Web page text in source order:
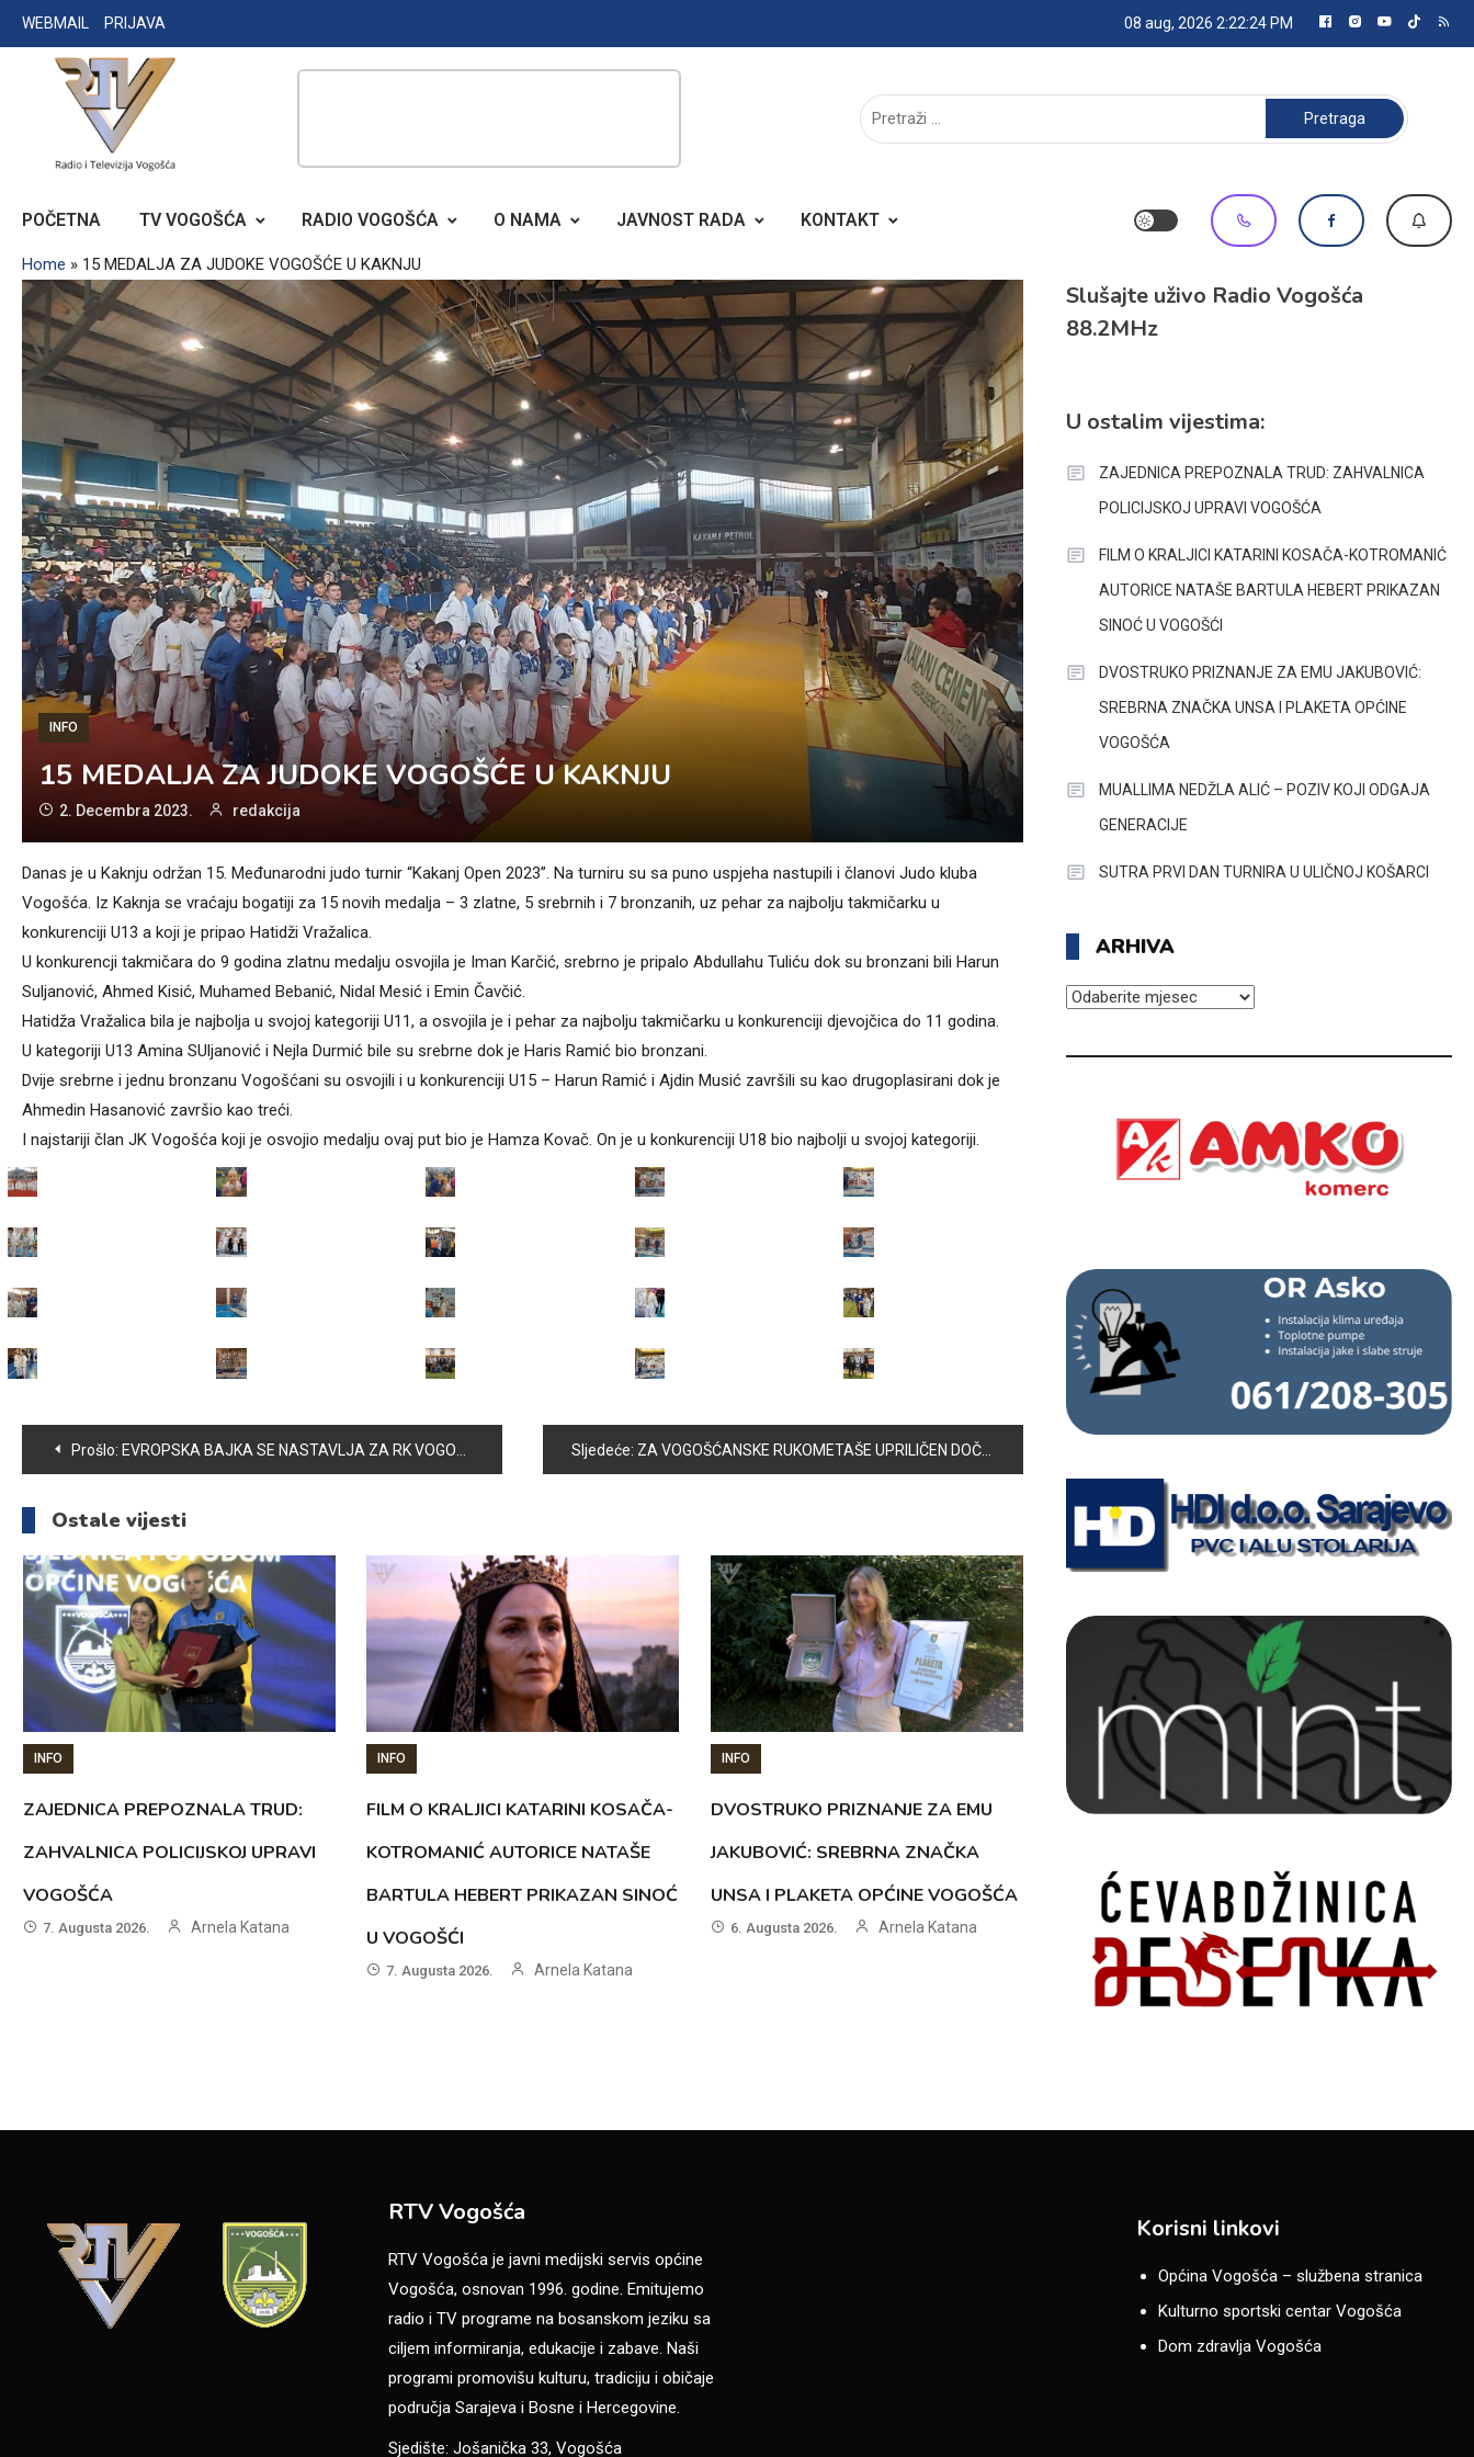
Skip
to
WEBMAIL PRIJAVA 08 aug, 2026 2:22:25 PM
RADIO TELEVIZIJA VOGOŠĆA
Pretraga:
POČETNA TV VOGOŠĆA RADIO VOGOŠĆA O NAMA JAVNOST RADA KONTAKT
Home » 15 MEDALJA ZA JUDOKE VOGOŠĆE U KAKNJU
INFO
15 MEDALJA ZA JUDOKE VOGOŠĆE U KAKNJU
2. Decembra 2023. redakcija
Danas je u Kaknju održan 15. Međunarodni judo turnir “Kakanj Open 2023”. Na turniru su sa puno uspjeha nastupili i članovi Judo kluba
Vogošća. Iz Kaknja se vraćaju bogatiji za 15 novih medalja – 3 zlatne, 5 srebrnih i 7 bronzanih, uz pehar za najbolju takmičarku u
konkurenciji U13 a koji je pripao Hatidži Vražalica.
U konkurencji takmičara do 9 godina zlatnu medalju osvojila je Iman Karčić, srebrno je pripalo Abdullahu Tuliću dok su bronzani bili Harun
Suljanović, Ahmed Kisić, Muhamed Bebanić, Nidal Mesić i Emin Čavčić.
Hatidža Vražalica bila je najbolja u svojoj kategoriji U11, a osvojila je i pehar za najbolju takmičarku u konkurenciji djevojčica do 11 godina.
U kategoriji U13 Amina SUljanović i Nejla Durmić bile su srebrne dok je Haris Ramić bio bronzani.
Dvije srebrne i jednu bronzanu Vogošćani su osvojili i u konkurenciji U15 – Harun Ramić i Ajdin Musić završili su kao drugoplasirani dok je
Ahmedin Hasanović završio kao treći.
I najstariji član JK Vogošća koji je osvojio medalju ovaj put bio je Hamza Kovač. On je u konkurenciji U18 bio najbolji u svojoj kategoriji.
Navigacija
članaka
Prošlo: EVROPSKA BAJKA SE NASTAVLJA ZA RK VOGOŠĆA Sljedeće: ZA VOGOŠĆANSKE RUKOMETAŠE UPRILIČEN DOČEK
Ostale vijesti
INFO
ZAJEDNICA PREPOZNALA TRUD:
ZAHVALNICA POLICIJSKOJ UPRAVI
VOGOŠĆA
7. Augusta 2026. Arnela Katana
INFO
FILM O KRALJICI KATARINI KOSAČA-
KOTROMANIĆ AUTORICE NATAŠE
BARTULA HEBERT PRIKAZAN SINOĆ
U VOGOŠĆI
7. Augusta 2026. Arnela Katana
INFO
DVOSTRUKO PRIZNANJE ZA EMU
JAKUBOVIĆ: SREBRNA ZNAČKA
UNSA I PLAKETA OPĆINE VOGOŠĆA
6. Augusta 2026. Arnela Katana
Slušajte uživo Radio Vogošća
88.2MHz
U ostalim vijestima:
ZAJEDNICA PREPOZNALA TRUD: ZAHVALNICA
POLICIJSKOJ UPRAVI VOGOŠĆA
FILM O KRALJICI KATARINI KOSAČA-KOTROMANIĆ
AUTORICE NATAŠE BARTULA HEBERT PRIKAZAN
SINOĆ U VOGOŠĆI
DVOSTRUKO PRIZNANJE ZA EMU JAKUBOVIĆ:
SREBRNA ZNAČKA UNSA I PLAKETA OPĆINE
VOGOŠĆA
MUALLIMA NEDŽLA ALIĆ – POZIV KOJI ODGAJA
GENERACIJE
SUTRA PRVI DAN TURNIRA U ULIČNOJ KOŠARCI
ARHIVA
ARHIVA
RTV Vogošća
RTV Vogošća je javni medijski servis općine
Vogošća, osnovan 1996. godine. Emitujemo
radio i TV programe na bosanskom jeziku sa
ciljem informiranja, edukacije i zabave. Naši
programi promovišu kulturu, tradiciju i običaje
područja Sarajeva i Bosne i Hercegovine.
Sjedište: Jošanička 33, Vogošća
Korisni linkovi
Općina Vogošća – službena stranica
Kulturno sportski centar Vogošća
Dom zdravlja Vogošća